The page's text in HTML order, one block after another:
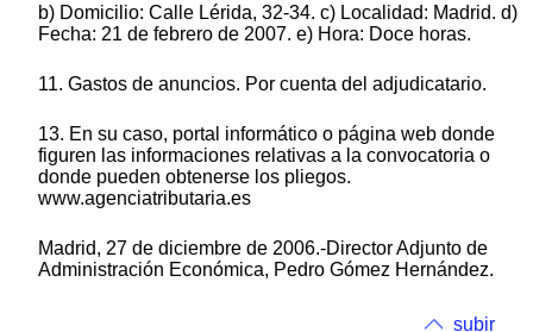
b) Domicilio: Calle Lérida, 32-34. c) Localidad: Madrid. d)
Fecha: 21 de febrero de 2007. e) Hora: Doce horas.
11. Gastos de anuncios. Por cuenta del adjudicatario.
13. En su caso, portal informático o página web donde
figuren las informaciones relativas a la convocatoria o
donde pueden obtenerse los pliegos.
www.agenciatributaria.es
Madrid, 27 de diciembre de 2006.-Director Adjunto de
Administración Económica, Pedro Gómez Hernández.
subir